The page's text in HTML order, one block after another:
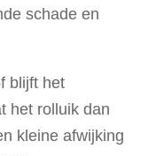
schade en
blijft het
het rolluik dan
kleine afwijking